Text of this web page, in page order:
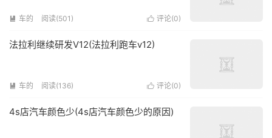
 车的 阅读(501)  评论(0)
法拉利继续研发V12(法拉利跑车v12)
 车的 阅读(136)  评论(0)
4s店汽车颜色少(4s店汽车颜色少的原因)